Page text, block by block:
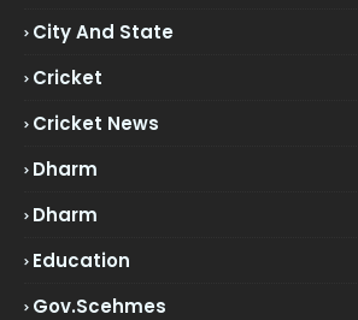
City And State
Cricket
Cricket News
Dharm
Dharm
Education
Gov.scehmes